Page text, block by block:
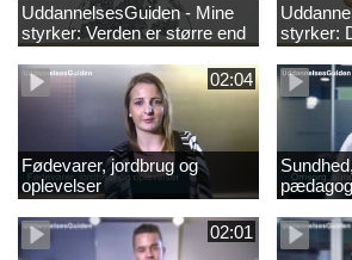
UddannelsesGuiden - Mine
styrker: Verden er større end
dig og du bidrager til den
styrker:
02:04
Fødevarer, jordbrug og
oplevelser
02:01